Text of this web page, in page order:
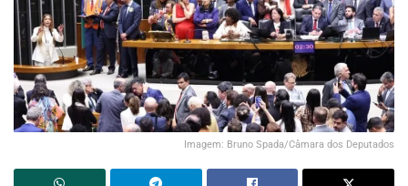
Imagem: Bruno Spada/Câmara dos Deputados